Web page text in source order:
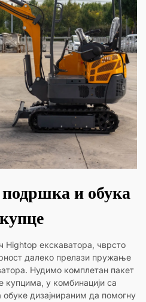
и обука
Hightop екскаватора, чврсто
далеко прелази пружање
Нудимо комплетан пакет
купцима, у комбинацији са
дизајнираним да помогну